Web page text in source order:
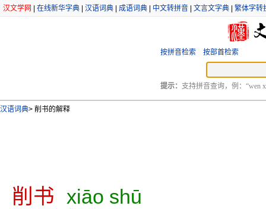
汉文学网 在线新华字典 汉语词典 成语词典 中文转拼音 文言文字典 繁体字转
按拼音检索 按部首检索
提示： 支持拼音查询，例：“wen
汉语词典> 削书的解释
削书 xiāo shū